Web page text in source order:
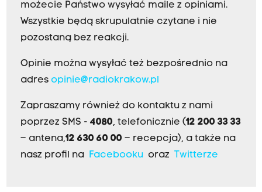
możecie Państwo wysyłać maile z opiniami.
Wszystkie będą skrupulatnie czytane i nie
pozostaną bez reakcji.
Opinie można wysyłać też bezpośrednio na
adres opinie@radiokrakow.pl
Zapraszamy również do kontaktu z nami
poprzez SMS - 4080, telefonicznie (12 200 33 33
– antena,12 630 60 00 – recepcja), a także na
nasz profil na Facebookuoraz Twitterze